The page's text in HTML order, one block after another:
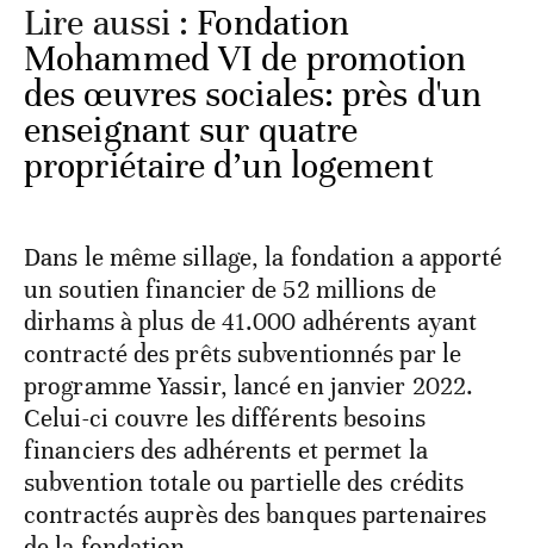
Lire aussi : Fondation
Mohammed VI de promotion
des œuvres sociales: près d'un
enseignant sur quatre
propriétaire d’un logement
Dans le même sillage, la fondation a apporté
un soutien financier de 52 millions de
dirhams à plus de 41.000 adhérents ayant
contracté des prêts subventionnés par le
programme Yassir, lancé en janvier 2022.
Celui-ci couvre les différents besoins
financiers des adhérents et permet la
subvention totale ou partielle des crédits
contractés auprès des banques partenaires